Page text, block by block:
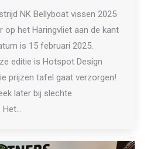
NK Bellyboat vissen 2025
op het Haringvliet aan de kant
is 15 februari 2025.
editie is Hotspot Design
prijzen tafel gaat verzorgen!
later bij slechte
Het…